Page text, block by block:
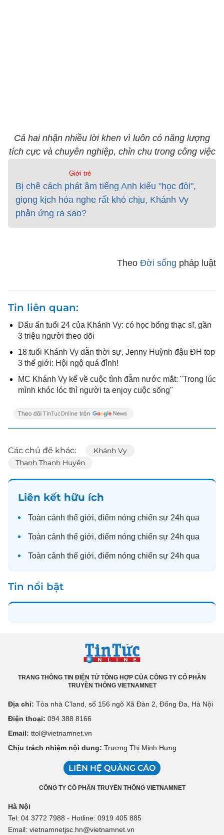
Cả hai nhận nhiều lời khen vì luôn có năng lượng
tích cực và chuyên nghiệp, chỉn chu trong công việc
Giới trẻ
Bị chê cách phát âm tiếng Anh kiểu "học đòi",
giọng kịch hóa nghe rất khó chịu, Khánh Vy
phản ứng ra sao?
Theo Đời sống pháp luật
Tin liên quan
Dấu ấn tuổi 24 của Khánh Vy: có học bổng thạc sĩ, gần
3 triệu người theo dõi
18 tuổi Khánh Vy dẫn thời sự, Jenny Huỳnh đậu ĐH top
3 thế giới: Hội ngộ quá đỉnh!
MC Khánh Vy kể về cuộc tình đẫm nước mắt: "Trong lúc
mình khóc lóc thì người ta enjoy cuộc sống"
Các chủ đề khác:
Khánh Vy
Thanh Thanh Huyền
Liên kết hữu ích
Toàn cảnh thế giới, điểm nóng chiến sự 24h qua
Toàn cảnh thế giới, điểm nóng chiến sự 24h qua
Toàn cảnh thế giới, điểm nóng chiến sự 24h qua
Tin nổi bật
TRANG THÔNG TIN ĐIỆN TỬ TỔNG HỢP CỦA CÔNG TY CỔ PHẦN
TRUYỀN THÔNG VIETNAMNET
Địa chỉ: Tòa nhà C’land, số 156 ngõ Xã Đàn 2, Đống Đa, Hà Nội
Điện thoại: 094 388 8166
Email: ttol@vietnamnet.vn
Chịu trách nhiệm nội dung: Trương Thị Minh Hưng
LIÊN HỆ QUẢNG CÁO
CÔNG TY CỔ PHẦN TRUYỀN THÔNG VIETNAMNET
Hà Nội
Tel: 04 3772 7988 - Hotline: 0919 405 885
Email: vietnamnetjsc.hn@vietnamnet.vn